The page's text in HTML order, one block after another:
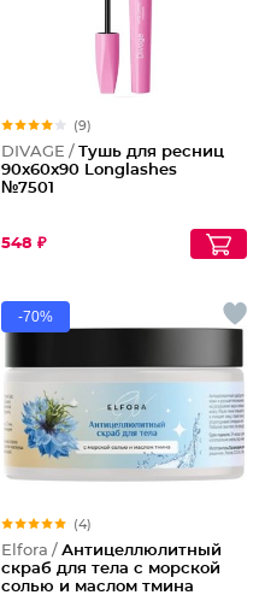
(9)
DIVAGE / Тушь для ресниц
90x60x90 Longlashes
№7501
548 ₽
-70%
(4)
Elfora / Антицеллюлитный
скраб для тела с морской
солью и маслом тмина